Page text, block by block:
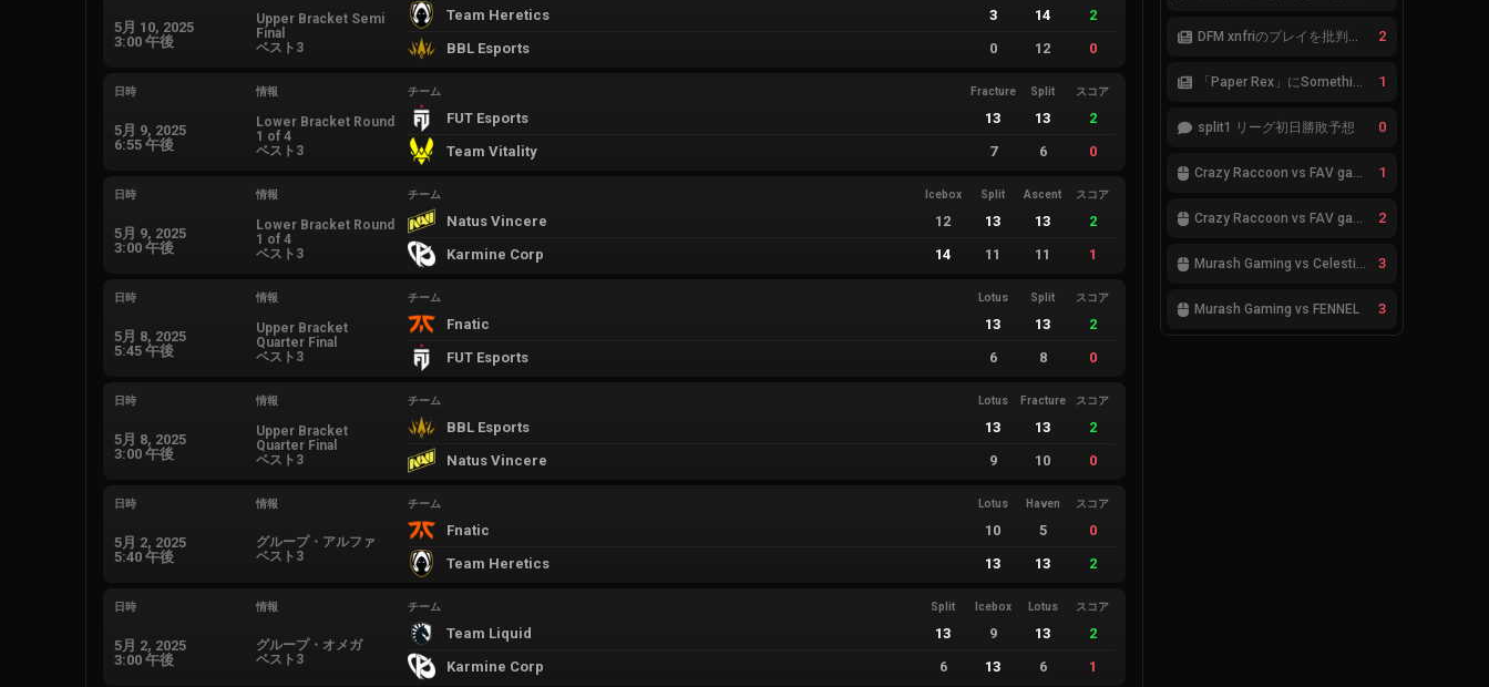
5月 10, 2025
3:00 午後
Upper Bracket Semi
Final
ベスト3
Team Heretics 3 14
2
BBL Esports
0 12 0
日時
5月 9, 2025
6:55 午後
情報
Lower Bracket Round
1 of 4
ベスト3
チーム Fracture Split スコア
FUT Esports 13 13
2
Team Vitality
7 6 0
日時
5月 9, 2025
3:00 午後
情報
Lower Bracket Round
1 of 4
ベスト3
チーム Icebox Split Ascent スコア
Natus Vincere 12 13 13
2
Karmine Corp
14 11 11 1
日時
5月 8, 2025
5:45 午後
情報
Upper Bracket
Quarter Final
ベスト3
チーム Lotus Split スコア
Fnatic 13 13
2
FUT Esports
6 8 0
日時
5月 8, 2025
3:00 午後
情報
Upper Bracket
Quarter Final
ベスト3
チーム Lotus Fracture スコア
BBL Esports 13 13
2
Natus Vincere
9 10 0
日時
5月 2, 2025
5:40 午後
情報
グループ・アルファ
ベスト3
チーム Lotus Haven スコア
Fnatic 10 5
0
Team Heretics
13 13 2
日時
5月 2, 2025
3:00 午後
情報
グループ・オメガ
ベスト3
チーム Split Icebox Lotus スコア
Team Liquid 13 9 13
2
Karmine Corp
6 13 6 1
DFM xnfriのプレイを批判したアナリストにFnatic Boasterが反応「DFMは仕組みの強化が必要なだけ」 2
「Paper Rex」にSomethingが加入 1
split1 リーグ初日勝敗予想 0
Crazy Raccoon vs FAV gaming 1
Crazy Raccoon vs FAV gaming 2
Murash Gaming vs Celestials 3
Murash Gaming vs FENNEL 3